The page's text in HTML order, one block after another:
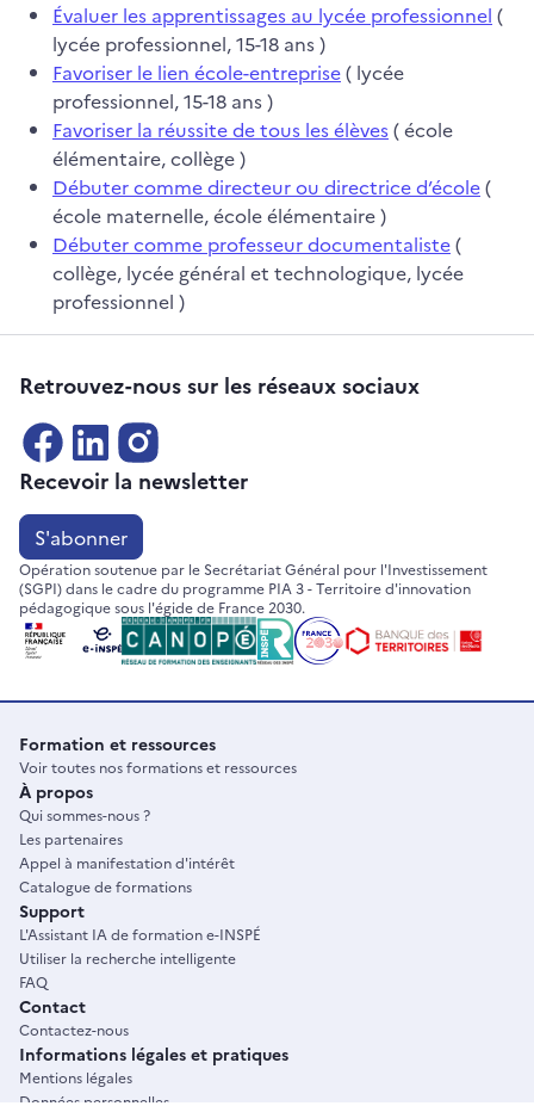
Évaluer les apprentissages au lycée professionnel (
lycée professionnel, 15-18 ans )
Favoriser le lien école-entreprise( lycée
professionnel, 15-18 ans )
Favoriser la réussite de tous les élèves( école
élémentaire, collège )
Débuter comme directeur ou directrice d’école(
école maternelle, école élémentaire )
Débuter comme professeur documentaliste(
collège, lycée général et technologique, lycée
professionnel )
Opération soutenue par le Secrétariat Général pour l'Investissement
(SGPI) dans le cadre du programme PIA 3 - Territoire d'innovation
pédagogique sous l'égide de France 2030.
Retrouvez-nous sur les réseaux sociaux
Recevoir la newsletter
S'abonner
Formation et ressources
Voir toutes nos formations et ressources
À propos
Qui sommes-nous ?
Les partenaires
Appel à manifestation d'intérêt
Catalogue de formations
Support
L'Assistant IA de formation e-INSPÉ
Utiliser la recherche intelligente
FAQ
Contact
Contactez-nous
Informations légales et pratiques
Mentions légales
Données personnelles